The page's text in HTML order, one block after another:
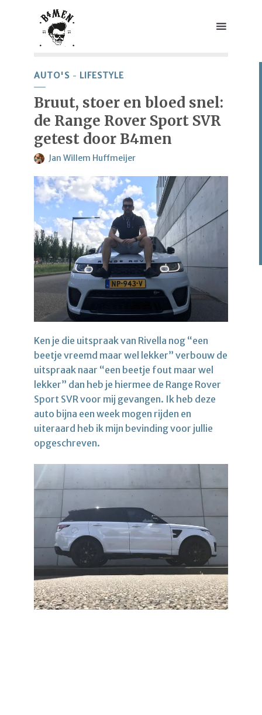
AUTO'S LIFESTYLE
Bruut, stoer en bloed snel:
de Range Rover Sport SVR
getest door B4men
Jan Willem Huffmeijer
Ken je die uitspraak van Rivella nog “een
beetje vreemd maar wel lekker” verbouw de
uitspraak naar “een beetje fout maar wel
lekker” dan heb je hiermee de Range Rover
Sport SVR voor mij gevangen. Ik heb deze
auto bijna een week mogen rijden en
uiteraard heb ik mijn bevinding voor jullie
opgeschreven.